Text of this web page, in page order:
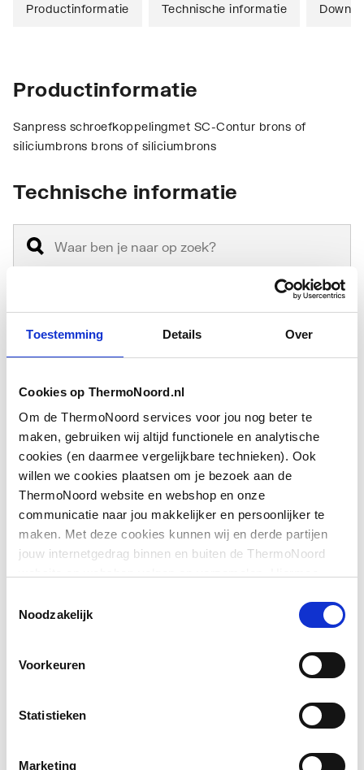
Toestemming Details Over
Cookies op ThermoNoord.nl
Om de ThermoNoord services voor jou nog beter te
maken, gebruiken wij altijd functionele en analytische
cookies (en daarmee vergelijkbare technieken). Ook
willen we cookies plaatsen om je bezoek aan de
ThermoNoord website en webshop en onze
communicatie naar jou makkelijker en persoonlijker te
maken. Met deze cookies kunnen wij en derde partijen
jouw internetgedrag binnen en buiten de ThermoNoord
communicatie aan jouw interesses aan. We slaan je
Noodzakelijk
Voorkeuren
Statistieken
Marketing
Productinformatie Technische informatie
Productinformatie
Sanpress schroefkoppelingmet SC-Contur brons of
siliciumbrons brons of siliciumbrons
Technische informatie
Aansluiting 1 Persmof
Afgedopt
Bochthoek 0
Contourcode V
Contourcode aansluiting
1
Gastec QA
Toon meer
Downloads